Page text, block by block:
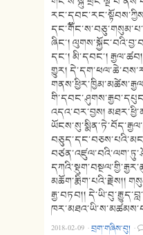
ཞིང་།
དང་། མི་དབང་།
གྱུར།
འདའ་བར་བྱས།
མཆོག་རྨིག་པའི་རྗེས།།
རྒྱ་བཏབ།།
2018-02-09 ·བྲག་གཞིས་བུ། ·